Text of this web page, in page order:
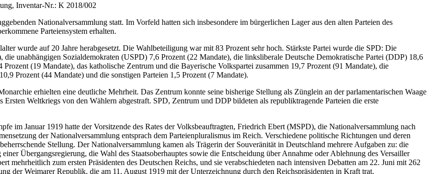
Inventar-Nr.: K 2018/002
Nationalversammlung statt. Im Vorfeld hatten sich insbesondere im bürgerlichen Lager aus den alten Parteien des
Parteiensystem erhalten.
wurde auf 20 Jahre herabgesetzt. Die Wahlbeteiligung war mit 83 Prozent sehr hoch. Stärkste Partei wurde die SPD: Die
unabhängigen Sozialdemokraten (USPD) 7,6 Prozent (22 Mandate), die linksliberale Deutsche Demokratische Partei (DDP) 18,6
(19 Mandate), das katholische Zentrum und die Bayerische Volkspartei zusammen 19,7 Prozent (91 Mandate), die
Prozent (44 Mandate) und die sonstigen Parteien 1,5 Prozent (7 Mandate).
erhielten eine deutliche Mehrheit. Das Zentrum konnte seine bisherige Stellung als Zünglein an der parlamentarischen Waage
Weltkriegs von den Wählern abgestraft. SPD, Zentrum und DDP bildeten als republiktragende Parteien die erste
im Januar 1919 hatte der Vorsitzende des Rates der Volksbeauftragten, Friedrich Ebert (MSPD), die Nationalversammlung nach
der Nationalversammlung entsprach dem Parteienpluralismus im Reich. Verschiedene politische Richtungen und deren
Stellung. Der Nationalversammlung kamen als Trägerin der Souveränität in Deutschland mehrere Aufgaben zu: die
Übergangsregierung, die Wahl des Staatsoberhauptes sowie die Entscheidung über Annahme oder Ablehnung des Versailler
mehrheitlich zum ersten Präsidenten des Deutschen Reichs, und sie verabschiedeten nach intensiven Debatten am 22. Juni mit 262
der Weimarer Republik, die am 11. August 1919 mit der Unterzeichnung durch den Reichspräsidenten in Kraft trat.